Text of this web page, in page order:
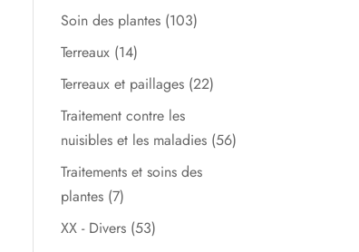
Soin des plantes (103)
Terreaux (14)
Terreaux et paillages (22)
Traitement contre les
nuisibles et les maladies (56)
Traitements et soins des
plantes (7)
XX - Divers (53)